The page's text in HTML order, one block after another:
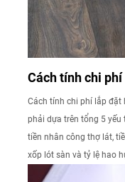
Cách tính chi
Cách tính chi phí lắp đặt
phải dựa trên tổng 5
tiền nhân công thợ lát,
xốp lót sàn và tỷ lệ hao